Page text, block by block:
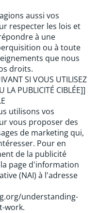
aussi vos
respecter les lois et
à une
ou à toute
que nous
droits.
SI VOUS UTILISEZ
LA PUBLICITÉ CIBLÉE]]
utilisons vos
vous proposer des
de marketing qui,
Pour en
de la publicité
page d'information
(NAI) à l'adresse
understanding-
work.